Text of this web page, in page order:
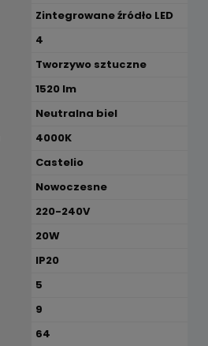
Zintegrowane źródło LED
4
Tworzywo sztuczne
1520 lm
Neutralna biel
4000K
Castelio
Nowoczesne
220-240V
20W
IP20
5
9
64